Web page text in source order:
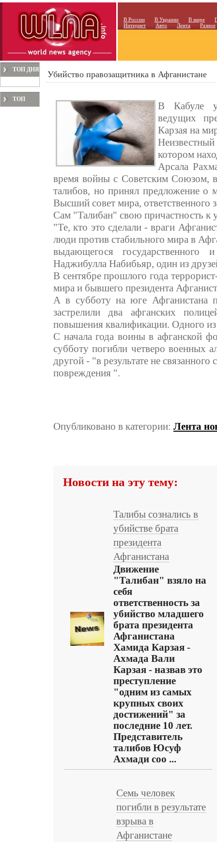
В России В Украине В мире
Интернет
Авто Лента Разное
ТОП ДНЯ
ТОП
Убийство правозащитника в Афганистане
В Кабуле
ведущих
Карзая на
котором
Арсала
время войны с Советским Союзом, в
талибов, но принял предложение о
Высший совет мира, ответственного
Сам "Талибан" свою причастность к
"Те, кто это сделали - враги
люди против стабильного мира в
выдающегося
Наджибулла Набибьяр, один из
В сентябре прошлого года
мира и бывшего президента
А в субботу на юге Афганистана
застрелили два афганских
повышения квалификации. Одного
С начала года воины в афганской
субботу погибли четверо военных
другой - "в результате не
повреждения ".
Опубликовано в категории: Лента
Новости на эту тему:
Талибы сознались в
убийстве брата
президента
Афганистана
Движение
"Талибан" взяло на
себя
ответственность за
убийство младшего
брата президента
Афганистана
Хамида Карзая -
Ахмада Вали
Карзая - назвав это
преступление
"одним из самых
крупных своих
достижений" за
последние 10 лет.
Представитель
талибов Юсуф
Ахмади соо ...
Семь человек
погибли в результате
взрыва в
Афганистане